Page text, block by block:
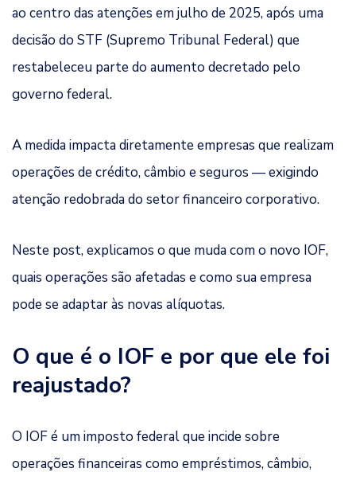
ao centro das atenções em julho de 2025, após uma
decisão do STF (Supremo Tribunal Federal) que
restabeleceu parte do aumento decretado pelo
governo federal.
A medida impacta diretamente empresas que realizam
operações de crédito, câmbio e seguros — exigindo
atenção redobrada do setor financeiro corporativo.
Neste post, explicamos o que muda com o novo IOF,
quais operações são afetadas e como sua empresa
pode se adaptar às novas alíquotas.
O que é o IOF e por que ele foi
reajustado?
O IOF é um imposto federal que incide sobre
operações financeiras como empréstimos, câmbio,